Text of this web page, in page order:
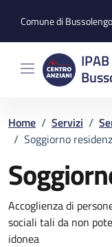
Comune di Bussolengo
Home / Servizi /
/ Soggiorno
Dettagli
Accoglienza di
sociali tali da non
idonea